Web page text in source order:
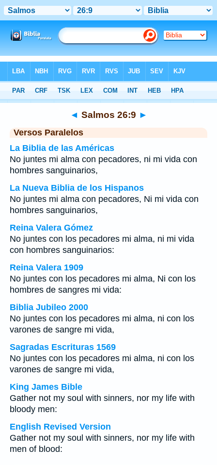
>Salmos Capítulo 26 > Verso 9
◄ Salmos 26:9 ►
Versos Paralelos
La Biblia de las Américas
No juntes mi alma con pecadores, ni mi vida con
hombres sanguinarios,
La Nueva Biblia de los Hispanos
No juntes mi alma con pecadores, Ni mi vida con
hombres sanguinarios,
Reina Valera Gómez
No juntes con los pecadores mi alma, ni mi vida
con hombres sanguinarios:
Reina Valera 1909
No juntes con los pecadores mi alma, Ni con los
hombres de sangres mi vida:
Biblia Jubileo 2000
No juntes con los pecadores mi alma, ni con los
varones de sangre mi vida,
Sagradas Escrituras 1569
No juntes con los pecadores mi alma, ni con los
varones de sangre mi vida,
King James Bible
Gather not my soul with sinners, nor my life with
bloody men:
English Revised Version
Gather not my soul with sinners, nor my life with
men of blood: